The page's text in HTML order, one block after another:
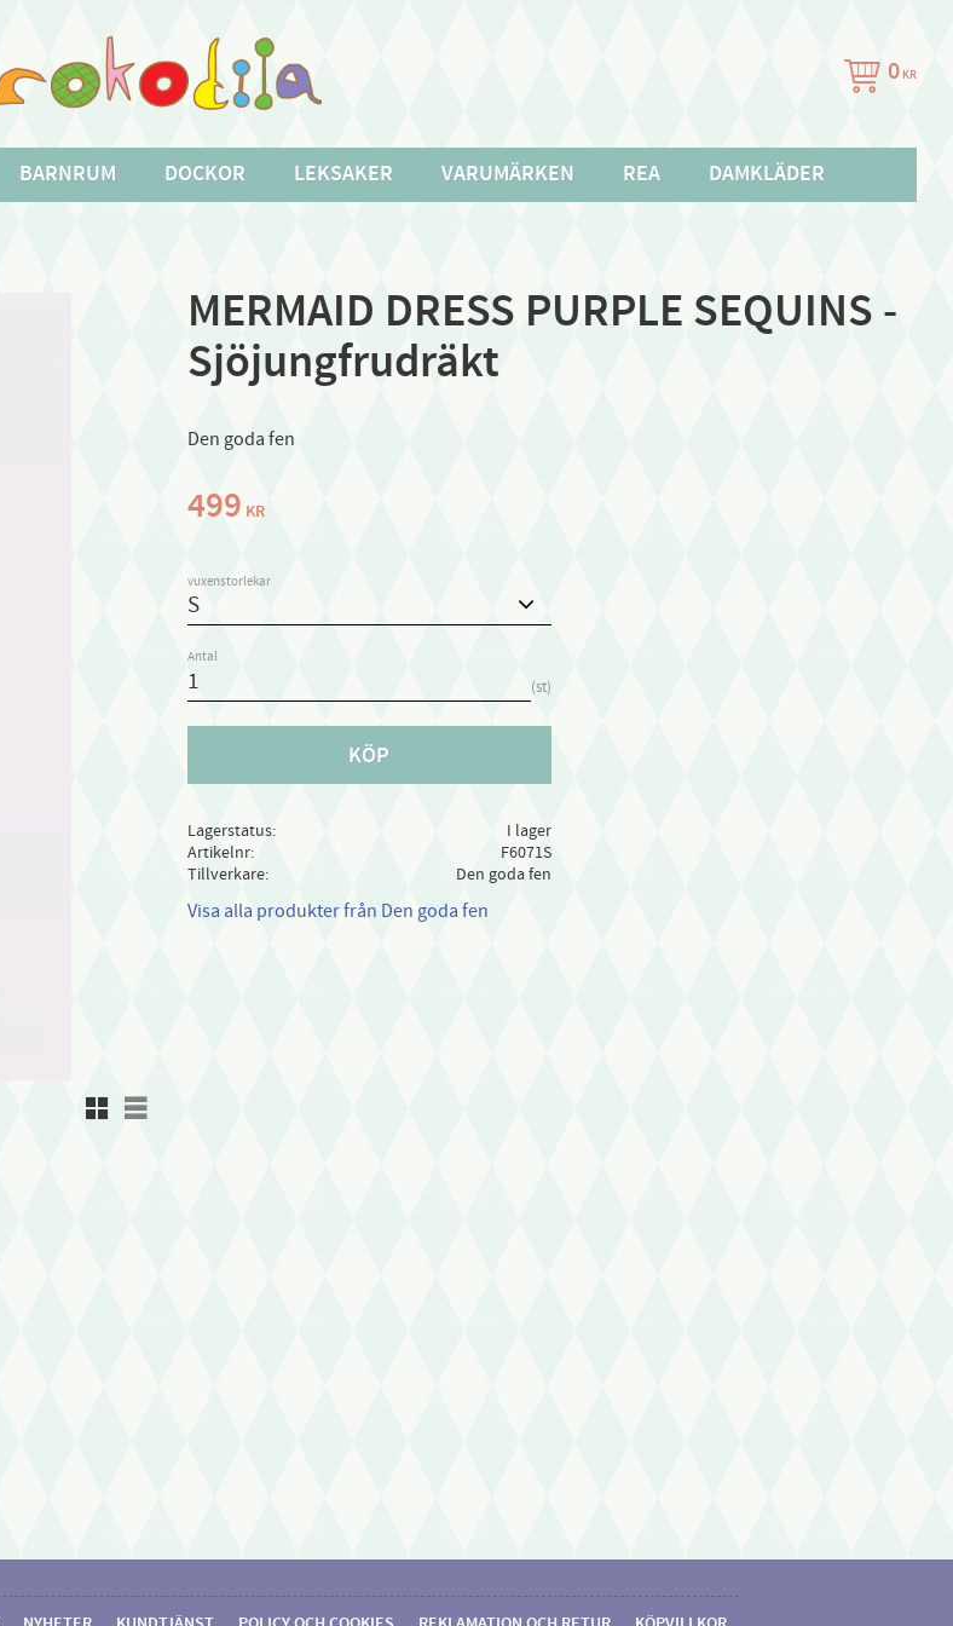
0 KR
BARNRUM DOCKOR LEKSAKER VARUMÄRKEN REA DAMKLÄDER
MERMAID DRESS PURPLE SEQUINS -
Sjöjungfrudräkt
Den goda fen
Rutnätsvy
Listvy
499 KR
vuxenstorlekar
Antal
st
KÖP
Lagerstatus
I lager
Artikelnr
F6071S
Tillverkare
Den goda fen
Visa alla produkter från Den goda fen